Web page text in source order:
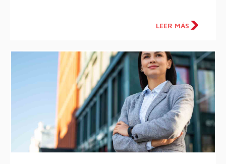
LEER MÁS